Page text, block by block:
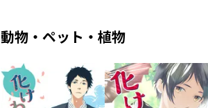
動物・ペット・植物